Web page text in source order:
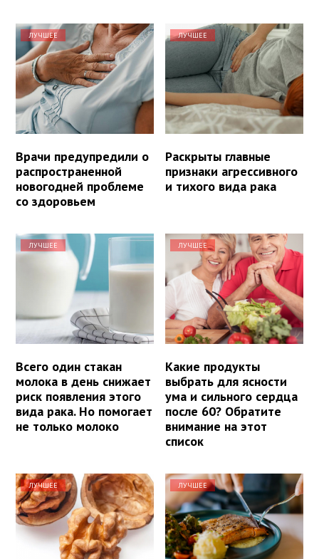
ЛУЧШЕЕ
Врачи предупредили о
распространенной
новогодней проблеме
со здоровьем
ЛУЧШЕЕ
Раскрыты главные
признаки агрессивного
и тихого вида рака
ЛУЧШЕЕ
Всего один стакан
молока в день снижает
риск появления этого
вида рака. Но помогает
не только молоко
ЛУЧШЕЕ
Какие продукты
выбрать для ясности
ума и сильного сердца
после 60? Обратите
внимание на этот
список
ЛУЧШЕЕ ЛУЧШЕЕ